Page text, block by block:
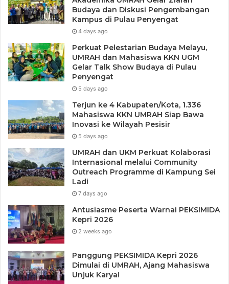
Tags Dr. Suryadi
Kahmi Kepri
Musyawarah Wilayah III Kahmi Kepri
Budaya dan Diskusi Pengembangan
Kampus di Pulau Penyengat
4 days ago
Perkuat Pelestarian Budaya Melayu,
UMRAH dan Mahasiswa KKN UGM
Gelar Talk Show Budaya di Pulau
Penyengat
5 days ago
Terjun ke 4 Kabupaten/Kota, 1.336
Mahasiswa KKN UMRAH Siap Bawa
Inovasi ke Wilayah Pesisir
5 days ago
UMRAH dan UKM Perkuat Kolaborasi
Internasional melalui Community
Outreach Programme di Kampung Sei
Ladi
7 days ago
Antusiasme Peserta Warnai PEKSIMIDA
Kepri 2026
2 weeks ago
Panggung PEKSIMIDA Kepri 2026
Dimulai di UMRAH, Ajang Mahasiswa
Unjuk Karya!